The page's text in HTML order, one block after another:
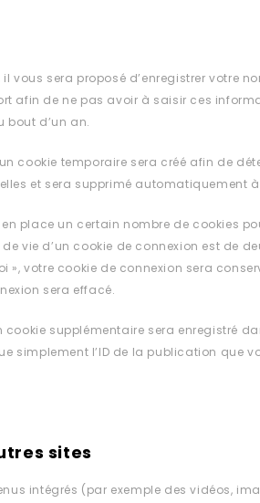
vous sera proposé d’enregistrer votre
afin de ne pas avoir à saisir ces
bout d’un an.
cookie temporaire sera créé afin de
et sera supprimé automatiquement
place un certain nombre de cookies
vie d’un cookie de connexion est de
», votre cookie de connexion sera
sera effacé.
supplémentaire sera enregistré
simplement l’ID de la publication que
sites
intégrés (par exemple des vidéos,